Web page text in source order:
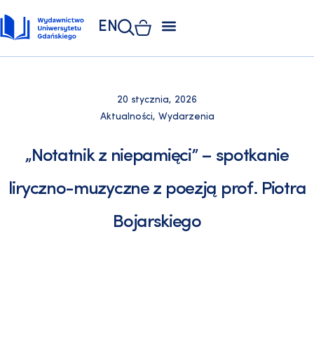
EN
20 stycznia, 2026
Aktualności, Wydarzenia
„Notatnik z niepamięci” – spotkanie
liryczno-muzyczne z poezją prof. Piotra
Bojarskiego